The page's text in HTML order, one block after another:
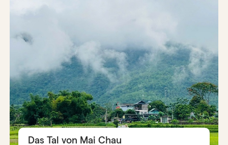
Das Tal von Mai Chau